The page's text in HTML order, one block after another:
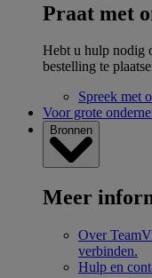
Praat met
Hebt u hulp nodig
bestelling te
Spreek met
Voor grote
Bronnen
Meer
Over
verbinden.
Hulp en